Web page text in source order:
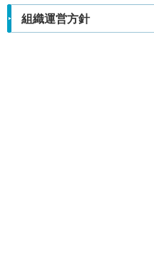
組織運営方針